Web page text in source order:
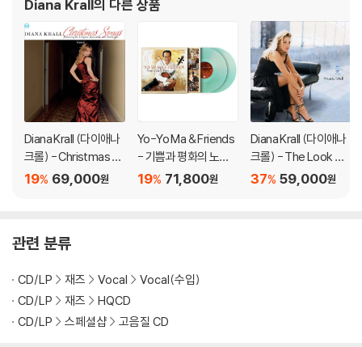
Diana Krall의 다른 상품
Diana Krall (다이애나
크롤) - Christmas S
ongs [레드 앤 그린 스
69,000원
19%
Yo-Yo Ma & Friends
- 기쁨과 평화의 노래
(Songs Of Joy & Pe
71,800원
19%
Diana Krall (다이애나
크롤) - The Look Of
Love [2LP]
59,000원
37%
관련 분류
CD/LP 재즈 Vocal
Vocal(수입)
CD/LP
재즈
HQCD
CD/LP
스페셜샵 고음질 CD